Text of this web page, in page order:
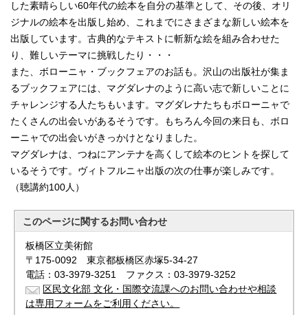
した素晴らしい60年代の絵本を自分の基準として、その後、オリ
ジナルの絵本を出版し始め、これまでにさまざまな新しい絵本を
出版しています。古典的なテキストに斬新な絵を組み合わせた
り、難しいテーマに挑戦したり・・・
また、ボローニャ・ブックフェアのお話も。沢山の出版社が集ま
るブックフェアには、マグダレナのように高い志で新しいことに
チャレンジする人たちもいます。マグダレナたちもボローニャで
たくさんの出会いがあるそうです。もちろん今回の来日も、ボロ
ーニャでの出会いがきっかけとなりました。
マグダレナは、つねにアンテナを高くして絵本のヒントを探して
いるそうです。ヴィトフルニャ出版の次の仕事が楽しみです。
（聴講約100人）
このページに関するお問い合わせ
板橋区立美術館
〒175-0092 東京都板橋区赤塚5-34-27
電話：03-3979-3251 ファクス：03-3979-3252
区民文化部 文化・国際交流課へのお問い合わせや相談
は専用フォームをご利用ください。